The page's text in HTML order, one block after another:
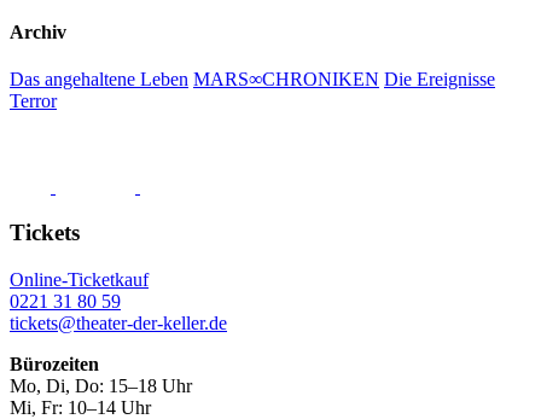
Archiv
Das angehaltene Leben MARS∞CHRONIKEN Die Ereignisse
Terror
Tickets
Online-Ticketkauf
0221 31 80 59
tickets@theater-der-keller.de
Bürozeiten
Mo, Di, Do: 15–18 Uhr
Mi, Fr: 10–14 Uhr